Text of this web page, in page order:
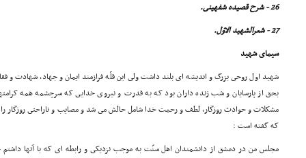
26 - شرح قصیده شفهینى.
27 - شعرالشهید الاوّل.
سیماى شهید
شهید اول روحى بزرگ و اندیشه اى بلند داشت ولى این قلّه فرازمند ایمان و جهاد، شهادت و
بحق از پارسایان و شب زنده داران بود که به قدرت و نیروى خدایى که سرچشمه همه
مشکلات و حوادث روزگار، لطف و رحمت خدا شامل حالش مى شد و مصایب و ناراحتى روزگار
که گفته است :
مجلس من در دمشق از دانشمندان اهل سنّت به موجب نزدیکى و رابطه اى که با آنها داشتم